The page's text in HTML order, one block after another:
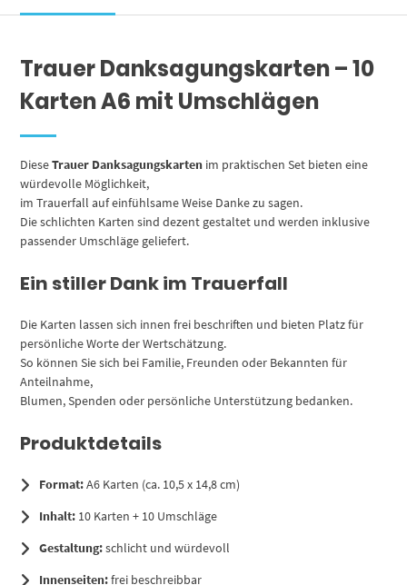
Sagen
Menge
Trauer Danksagungskarten – 10
Karten A6 mit Umschlägen
DieseTrauer Danksagungskarten im praktischen Set bieten eine
würdevolle Möglichkeit,
im Trauerfall auf einfühlsame Weise Danke zu sagen.
Die schlichten Karten sind dezent gestaltet und werden inklusive
passender Umschläge geliefert.
Ein stiller Dank im Trauerfall
Die Karten lassen sich innen frei beschriften und bieten Platz für
persönliche Worte der Wertschätzung.
So können Sie sich bei Familie, Freunden oder Bekannten für
Anteilnahme,
Blumen, Spenden oder persönliche Unterstützung bedanken.
Produktdetails
Format:A6 Karten (ca. 10,5 x 14,8 cm)
Inhalt: 10 Karten + 10 Umschläge
Gestaltung:schlicht und würdevoll
Innenseiten:frei beschreibbar